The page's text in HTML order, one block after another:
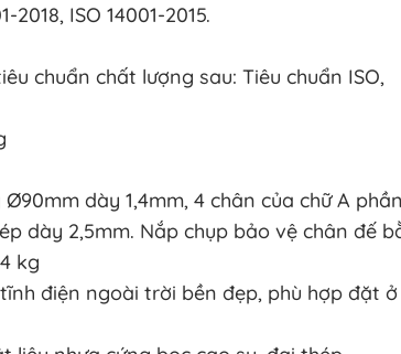
ISO 14001-2015.
chuẩn chất lượng sau: Tiêu chuẩn ISO,
dày 1,4mm, 4 chân của chữ A phần
dày 2,5mm. Nắp chụp bảo vệ chân đế
kg
điện ngoài trời bền đẹp, phù hợp đặt